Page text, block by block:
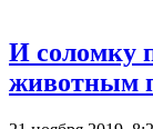
И соломку
животным